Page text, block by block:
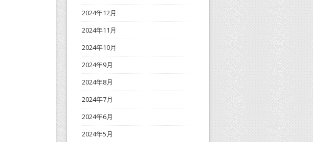
2024年12月
2024年11月
2024年10月
2024年9月
2024年8月
2024年7月
2024年6月
2024年5月